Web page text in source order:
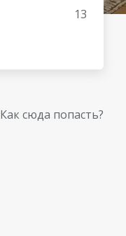
13
Как сюда попасть?